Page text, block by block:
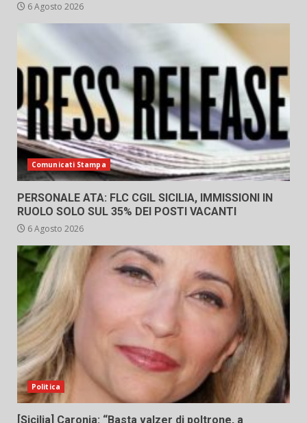
6 Agosto 2026
Comunicati Stampa
PERSONALE ATA: FLC CGIL SICILIA, IMMISSIONI IN
RUOLO SOLO SUL 35% DEI POSTI VACANTI
6 Agosto 2026
Politica
[Sicilia] Caronia: “Basta valzer di poltrone, a